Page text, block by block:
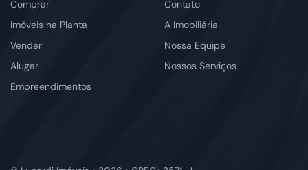
Comprar
Imóveis na Planta
Vender
Alugar
Empreendimentos
Contato
A Imobiliária
Nossa Equipe
Nossos Serviços